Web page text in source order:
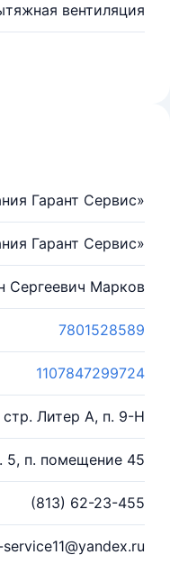
вентиляция
Гарант Сервис»
Гарант Сервис»
Сергеевич Марков
7801528589
1107847299724
стр. Литер А, п. 9-Н
5, п. помещение 45
(813) 62-23-455